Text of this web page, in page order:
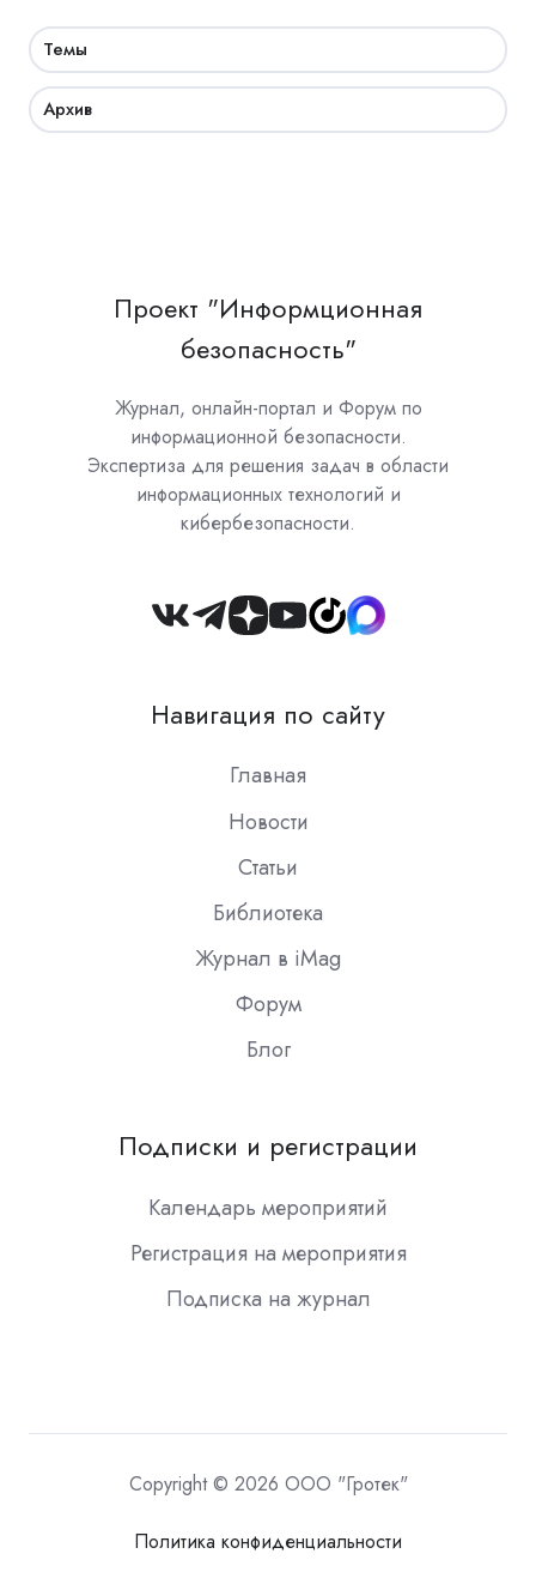
Темы
Архив
Проект "Информционная
безопасность"
Журнал, онлайн-портал и Форум по
информационной безопасности.
Экспертиза для решения задач в области
информационных технологий и
кибербезопасности.
Join
Slack
Навигация по сайту
Главная
Новости
Статьи
Библиотека
Журнал в iMag
Форум
Блог
Подписки и регистрации
Календарь мероприятий
Регистрация на мероприятия
Подписка на журнал
Copyright © 2026 ООО "Гротек"
Политика конфиденциальности